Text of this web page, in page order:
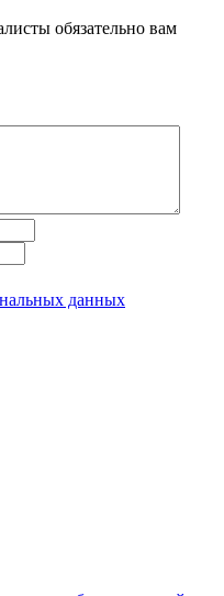
обязательно вам
данных